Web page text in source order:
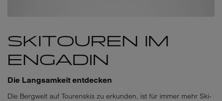
SKITOUREN IM
ENGADIN
Die Langsamkeit entdecken
Die Bergwelt auf Tourenskis zu erkunden, ist für immer mehr Ski-